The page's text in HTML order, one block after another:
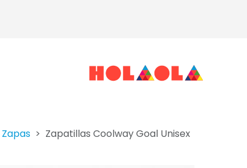
Zapas Zapatillas Coolway Goal Unisex